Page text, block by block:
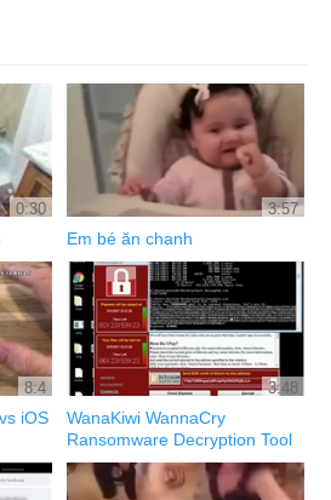
0:30 3:57
Em bé ăn chanh
8:4
iOS
3:48
WanaKiwi WannaCry
Ransomware Decryption Tool